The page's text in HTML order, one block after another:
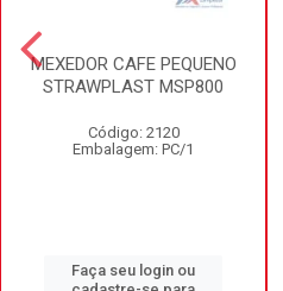
MEXEDOR CAFE PEQUENO
STRAWPLAST MSP800
Código: 2120
Embalagem: PC/1
Faça seu login ou